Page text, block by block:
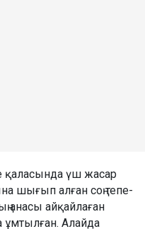
қаласында үш жасар
шығып алған соң тепе-
анасы айқайлаған
ұмтылған. Алайда